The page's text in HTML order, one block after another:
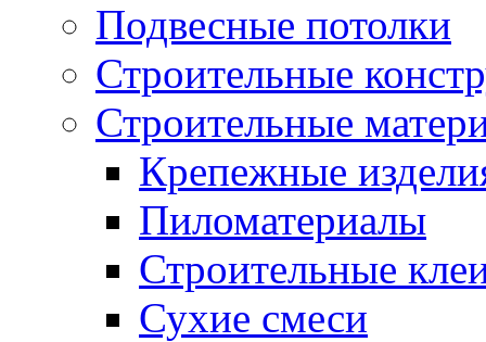
Подвесные потолки
Строительные
Строительные
Крепежные
Пиломатериалы
Строительные
Сухие смеси